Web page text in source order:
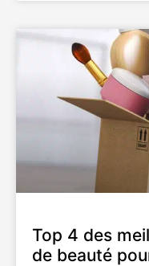
Top 4 des
de beauté